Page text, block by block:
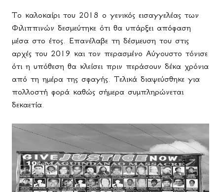
Το καλοκαίρι του 2018 ο γενικός εισαγγελέας των
Φιλιππινών δεσμεύτηκε ότι θα υπάρξει απόφαση
μέσα στο έτος. Επανέλαβε τη δέσμευση του στις
αρχές του 2019 και τον περασμένο Αύγουστο τόνισε
ότι η υπόθεση θα κλείσει πριν περάσουν δέκα χρόνια
από τη ημέρα της σφαγής. Τελικά διαψεύσθηκε για
πολλοστή φορά καθώς σήμερα συμπληρώνεται
δεκαετία.